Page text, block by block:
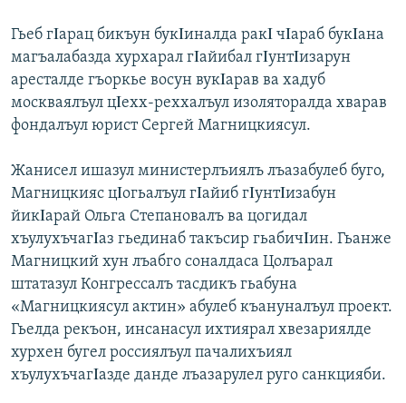
Гьеб гΙарац бикъун букΙиналда ракΙ чΙараб букΙана
магъалабазда хурхарал гΙайибал гΙунтΙизарун
аресталде гъоркье восун вукΙарав ва хадуб
москваялъул цΙехх-реххалъул изоляторалда хварав
фондалъул юрист Сергей Магницкиясул.
Жанисел ишазул министерлъиялъ лъазабулеб буго,
Магницкияс цΙогьалъул гΙайиб гΙунтΙизабун
йикΙарай Ольга Степановалъ ва цогидал
хъулухъчагΙаз гьединаб такъсир гьабичΙин. Гьанже
Магницкий хун лъабго соналдаса Цолъарал
штатазул Конгрессалъ тасдикъ гьабуна
«Магницкиясул актин» абулеб къануналъул проект.
Гьелда рекъон, инсанасул ихтиярал хвезариялде
хурхен бугел россиялъул пачалихъиял
хъулухъчагΙазде данде лъазарулел руго санкцияби.